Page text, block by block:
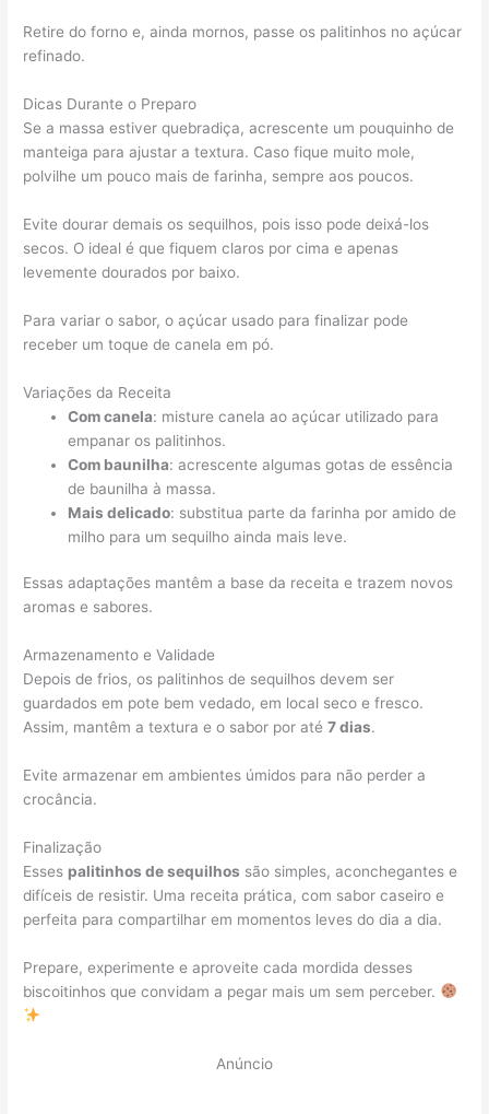
Retire do forno e, ainda mornos, passe os palitinhos no açúcar
refinado.
Dicas Durante o Preparo
Se a massa estiver quebradiça, acrescente um pouquinho de
manteiga para ajustar a textura. Caso fique muito mole,
polvilhe um pouco mais de farinha, sempre aos poucos.
Evite dourar demais os sequilhos, pois isso pode deixá-los
secos. O ideal é que fiquem claros por cima e apenas
levemente dourados por baixo.
Para variar o sabor, o açúcar usado para finalizar pode
receber um toque de canela em pó.
Variações da Receita
Com canela: misture canela ao açúcar utilizado para
empanar os palitinhos.
Com baunilha: acrescente algumas gotas de essência
de baunilha à massa.
Mais delicado: substitua parte da farinha por amido de
milho para um sequilho ainda mais leve.
Essas adaptações mantêm a base da receita e trazem novos
aromas e sabores.
Armazenamento e Validade
Depois de frios, os palitinhos de sequilhos devem ser
guardados em pote bem vedado, em local seco e fresco.
Assim, mantêm a textura e o sabor por até7 dias.
Evite armazenar em ambientes úmidos para não perder a
crocância.
Finalização
Esses palitinhos de sequilhos são simples, aconchegantes e
difíceis de resistir. Uma receita prática, com sabor caseiro e
perfeita para compartilhar em momentos leves do dia a dia.
Prepare, experimente e aproveite cada mordida desses
biscoitinhos que convidam a pegar mais um sem perceber.
Anúncio